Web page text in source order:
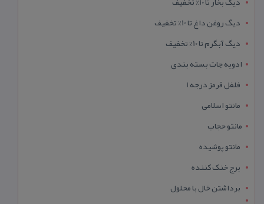
دیگ روغن داغ تا 10% تخفیف
دیگ آبگرم تا 10% تخفیف
ادویه جات بسته بندی
فلفل قرمز درجه 1
مانتو اسلامی
مانتو حجاب
مانتو پوشیده
برج خنک کننده
برداشتن خال با محلول